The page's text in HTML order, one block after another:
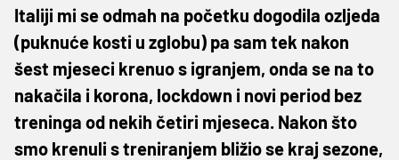
Italiji mi se odmah na početku dogodila ozljeda
(puknuće kosti u zglobu) pa sam tek nakon
šest mjeseci krenuo s igranjem, onda se na to
nakačila i korona, lockdown i novi period bez
treninga od nekih četiri mjeseca. Nakon što
smo krenuli s treniranjem bližio se kraj sezone,